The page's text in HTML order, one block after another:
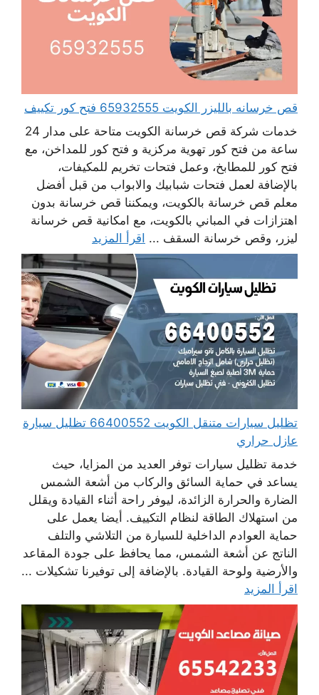
قص خرسانه بالليزر الكويت 65932555 فتح كور تكييف
خدمات شركة قص خرسانة الكويت متاحة على مدار 24
ساعة من فتح كور تهوية مركزية و فتح كور للمداخن، مع
فتح كور للمطابخ، وعمل فتحات تخريم للمكيفات،
بالإضافة لعمل فتحات شبابيك والابواب من قبل أفضل
معلم قص خرسانة بالكويت، ويمكننا قص خرسانة بدون
اهتزازات في المباني بالكويت، مع امكانية قص خرسانة
ليزر، وقص خرسانة السقف ... اقرأ المزيد
تظليل سيارات متنقل الكويت 66400552 تظليل سيارة
عازل حراري
خدمة تظليل سيارات توفر العديد من المزايا، حيث
يساعد في حماية السائق والركاب من أشعة الشمس
الضارة والحرارة الزائدة، ليوفر راحة أثناء القيادة ويقلل
من استهلاك الطاقة لنظام التكييف. أيضا يعمل على
حماية العوادم الداخلية للسيارة من التلاشي والتلف
الناتج عن أشعة الشمس، مما يحافظ على جودة المقاعد
والأرضية ولوحة القيادة. بالإضافة إلى توفيرنا تشكيلات ...
اقرأ المزيد